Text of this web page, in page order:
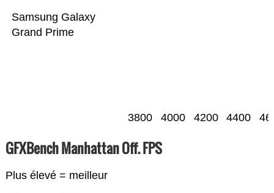
Samsung Galaxy
Grand Prime
3800 4000 4200 4400
GFXBench Manhattan Off. FPS
Plus élevé = meilleur